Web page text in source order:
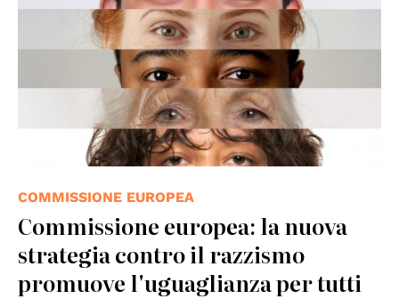
COMMISSIONE EUROPEA
Commissione europea: la nuova
strategia contro il razzismo
promuove l'uguaglianza per tutti